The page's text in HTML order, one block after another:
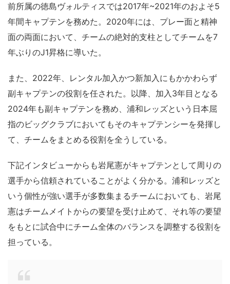
前所属の徳島ヴォルティスでは2017年~2021年のおよそ5
年間キャプテンを務めた。2020年には、プレー面と精神
面の両面において、チームの絶対的支柱としてチームを7
年ぶりのJ1昇格に導いた。
また、2022年、レンタル加入かつ新加入にもかかわらず
副キャプテンの役割を任された。以降、加入3年目となる
2024年も副キャプテンを務め、浦和レッズという日本屈
指のビッグクラブにおいてもそのキャプテンシーを発揮し
て、チームをまとめる役割を全うしている。
下記インタビューからも岩尾憲がキャプテンとして周りの
選手から信頼されていることがよく分かる。浦和レッズと
いう個性が強い選手が多数集まるチームにおいても、岩尾
憲はチームメイトからの要望を受け止めて、それ等の要望
をもとに試合中にチーム全体のバランスを調整する役割を
担っている。